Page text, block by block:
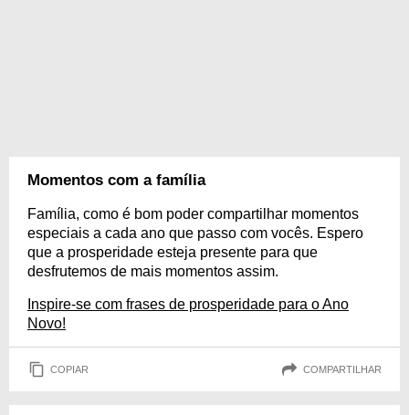
Momentos com a família
Família, como é bom poder compartilhar momentos
especiais a cada ano que passo com vocês. Espero
que a prosperidade esteja presente para que
desfrutemos de mais momentos assim.
Inspire-se com frases de prosperidade para o Ano
Novo!
COPIAR COMPARTILHAR